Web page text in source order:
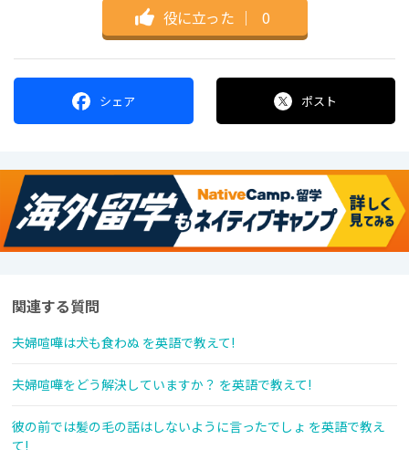
役に立った ｜ 0
シェア ポスト
関連する質問
夫婦喧嘩は犬も食わぬ を英語で教えて!
夫婦喧嘩をどう解決していますか？ を英語で教えて!
彼の前では髪の毛の話はしないように言ったでしょ を英語で教え
て!